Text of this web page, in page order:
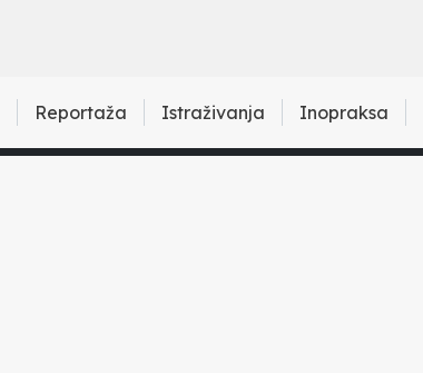
Reportaža Istraživanja Inopraksa